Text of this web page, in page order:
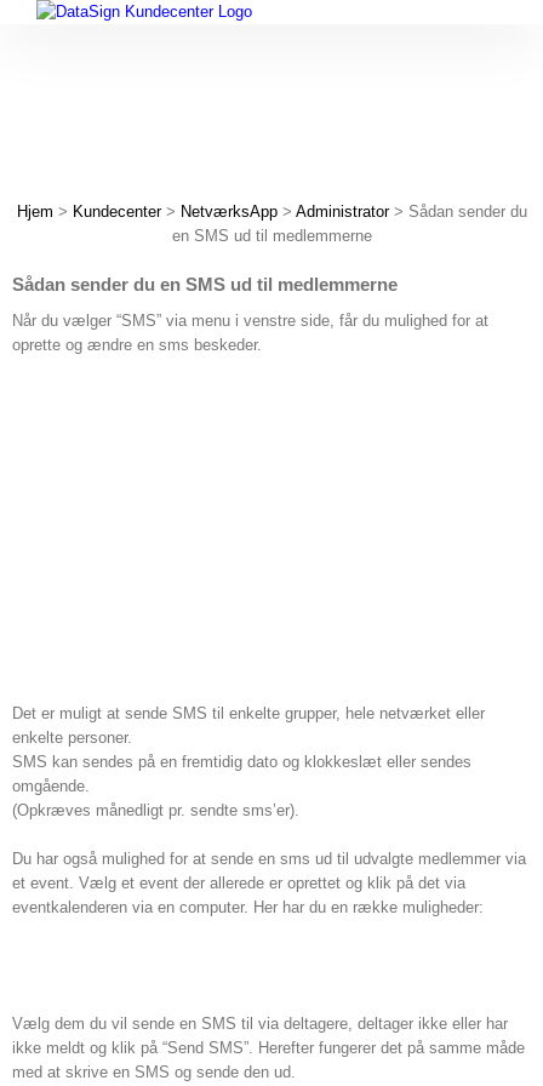
Hjem > Kundecenter> NetværksApp> Administrator> Sådan sender du
en SMS ud til medlemmerne
Sådan sender du en SMS ud til medlemmerne
Når du vælger “SMS” via menu i venstre side, får du mulighed for at
oprette og ændre en sms beskeder.
Det er muligt at sende SMS til enkelte grupper, hele netværket eller
enkelte personer.
SMS kan sendes på en fremtidig dato og klokkeslæt eller sendes
omgående.
(Opkræves månedligt pr. sendte sms’er).
Du har også mulighed for at sende en sms ud til udvalgte medlemmer via
et event. Vælg et event der allerede er oprettet og klik på det via
eventkalenderen via en computer. Her har du en række muligheder:
Vælg dem du vil sende en SMS til via deltagere, deltager ikke eller har
ikke meldt og klik på “Send SMS”. Herefter fungerer det på samme måde
med at skrive en SMS og sende den ud.